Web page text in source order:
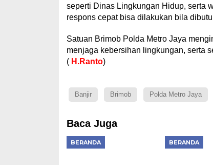
seperti Dinas Lingkungan Hidup, serta
respons cepat bisa dilakukan bila
Satuan Brimob Polda Metro Jaya
menjaga kebersihan lingkungan, serta
( H.Ranto)
Banjir Brimob Polda Metro Jaya
Baca Juga
BERANDA BERANDA